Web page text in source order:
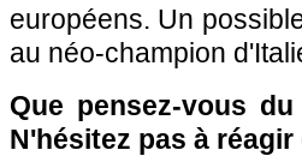
européens. Un
au néo-champion
Que pensez-vous
N'hésitez pas à